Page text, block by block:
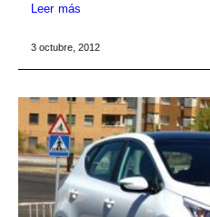
Leer más
3 octubre, 2012